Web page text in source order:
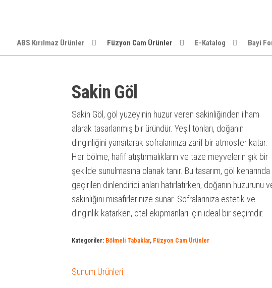
ABS Kırılmaz Ürünler Füzyon Cam Ürünler E-Katalog Bayi
Sakin Göl
Sakin Göl, göl yüzeyinin huzur veren sakinliğinden ilham
alarak tasarlanmış bir üründür. Yeşil tonları, doğanın
dinginliğini yansıtarak sofralarınıza zarif bir atmosfer katar.
Her bölme, hafif atıştırmalıkların ve taze meyvelerin şık bir
şekilde sunulmasına olanak tanır. Bu tasarım, göl kenarında
geçirilen dinlendirici anları hatırlatırken, doğanın huzurunu
sakinliğini misafirlerinize sunar. Sofralarınıza estetik ve
dinginlik katarken, otel ekipmanları için ideal bir seçimdir.
Kategoriler: Bölmeli Tabaklar, Füzyon Cam Ürünler
Sunum Ürünleri